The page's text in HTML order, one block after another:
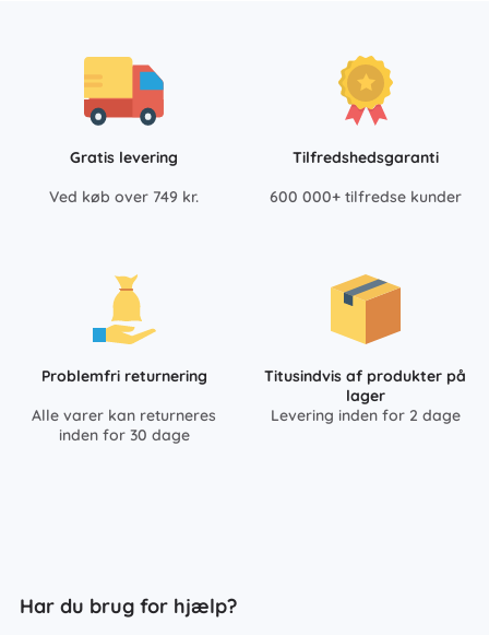
Gratis levering
Ved køb over 749 kr.
Tilfredshedsgaranti
600 000+ tilfredse kunder
Problemfri returnering
Alle varer kan returneres
inden for 30 dage
Titusindvis af produkter på
lager
Levering inden for 2 dage
Har du brug for hjælp?